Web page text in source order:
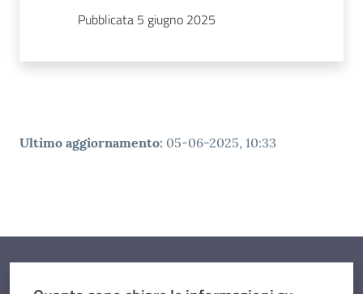
Pubblicata 5 giugno 2025
Ultimo aggiornamento: 05-06-2025, 10:33